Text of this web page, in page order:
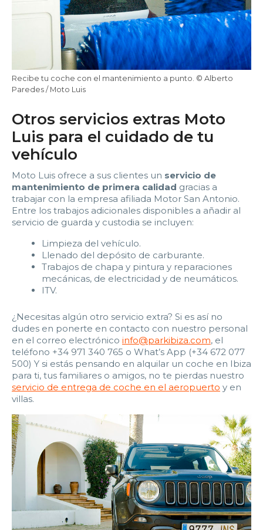
Recibe tu coche con el mantenimiento a punto. © Alberto
Paredes / Moto Luis
Otros servicios extras Moto
Luis para el cuidado de tu
vehículo
Moto Luis ofrece a sus clientes un servicio de
mantenimiento de primera calidad gracias a
trabajar con la empresa afiliada Motor San Antonio.
Entre los trabajos adicionales disponibles a añadir al
servicio de guarda y custodia se incluyen:
Limpieza del vehículo.
Llenado del depósito de carburante.
Trabajos de chapa y pintura y reparaciones
mecánicas, de electricidad y de neumáticos.
ITV.
¿Necesitas algún otro servicio extra? Si es así no
dudes en ponerte en contacto con nuestro personal
en el correo electrónico info@parkibiza.com, el
teléfono +34 971 340 765 o What’s App (+34 672 077
500) Y si estás pensando en alquilar un coche en Ibiza
para ti, tus familiares o amigos, no te pierdas nuestro
servicio de entrega de coche en el aeropuerto y en
villas.